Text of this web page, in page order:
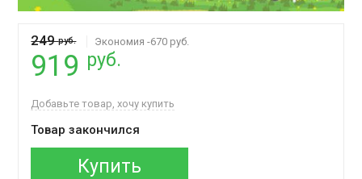
249руб. Экономия -670 руб.
919 руб.
Добавьте товар, хочу купить
Товар закончился
Купить